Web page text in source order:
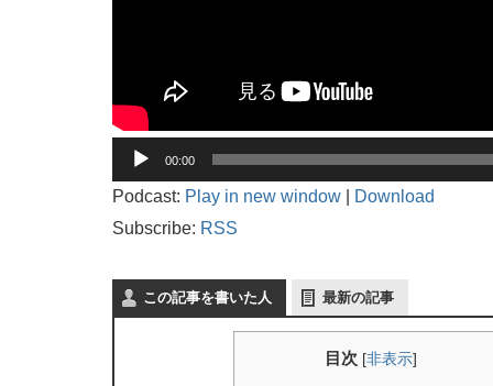
プ
レ
ー
00:00
Podcast: Play in new window
Download
Subscribe: RSS
この記事を書いた人 最新の記事
目次 [非表示]